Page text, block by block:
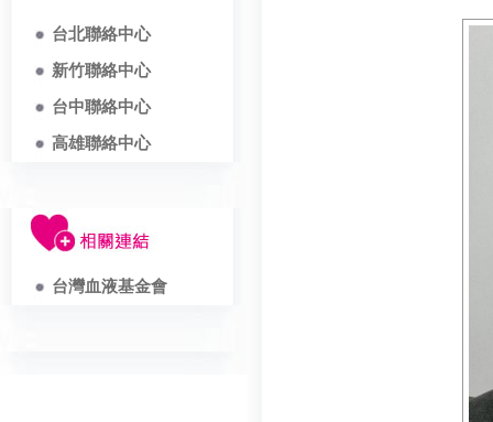
台北聯絡中心
新竹聯絡中心
台中聯絡中心
高雄聯絡中心
台灣血液基金會